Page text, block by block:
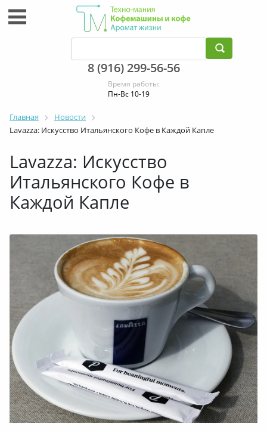
8 (916) 299-56-56
Время работы:
Пн-Вс 10-19
Главная
Новости
Lavazza: Искусство Итальянского Кофе в Каждой Капле
Lavazza: Искусство
Итальянского Кофе в
Каждой Капле